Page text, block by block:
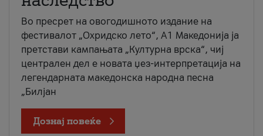
Во пресрет на овогодишното издание на
фестивалот „Охридско лето“, А1 Македонија ја
претстави кампањата „Културна врска“, чиј
централен дел е новата џез-интерпретација на
легендарната македонска народна песна
„Билјан
Дознај повеќе